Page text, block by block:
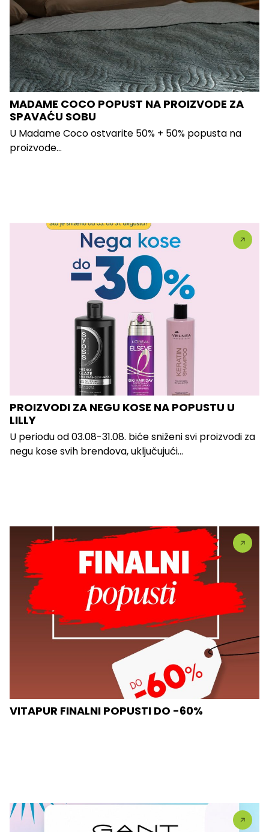
MADAME COCO POPUST NA PROIZVODE ZA
SPAVAĆU SOBU
U Madame Coco ostvarite 50% + 50% popusta na
proizvode...
PROIZVODI ZA NEGU KOSE NA POPUSTU U
LILLY
U periodu od 03.08-31.08. biće sniženi svi proizvodi za
negu kose svih brendova, uključujući...
VITAPUR FINALNI POPUSTI DO -60%